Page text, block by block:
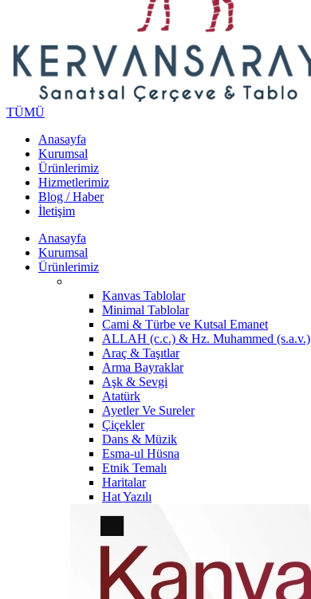
TÜMÜ
Anasayfa
Kurumsal
Ürünlerimiz
Hizmetlerimiz
Blog / Haber
İletişim
Anasayfa
Kurumsal
Ürünlerimiz
Kanvas Tablolar
Minimal Tablolar
Cami & Türbe ve Kutsal Emanet
ALLAH (c.c.) & Hz. Muhammed (s.a.v.)
Araç & Taşıtlar
Arma Bayraklar
Aşk & Sevgi
Atatürk
Ayetler Ve Sureler
Çiçekler
Dans & Müzik
Esma-ul Hüsna
Etnik Temalı
Haritalar
Hat Yazılı